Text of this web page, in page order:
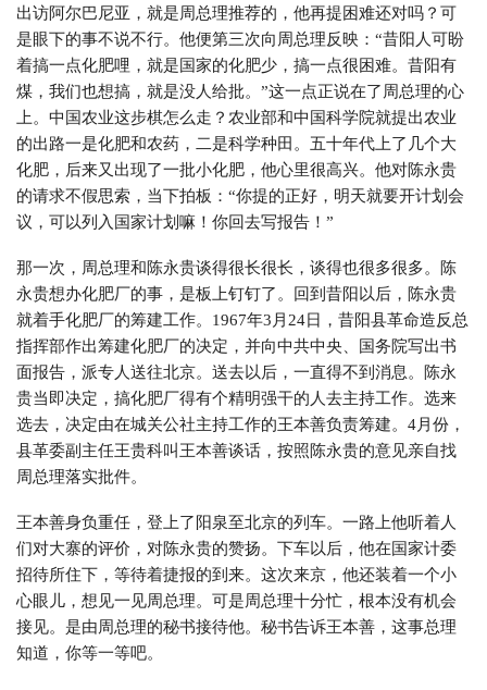
出访阿尔巴尼亚，就是周总理推荐的，他再提困难还对吗？可
是眼下的事不说不行。他便第三次向周总理反映：“昔阳人可盼
着搞一点化肥哩，就是国家的化肥少，搞一点很困难。昔阳有
煤，我们也想搞，就是没人给批。”这一点正说在了周总理的心
上。中国农业这步棋怎么走？农业部和中国科学院就提出农业
的出路一是化肥和农药，二是科学种田。五十年代上了几个大
化肥，后来又出现了一批小化肥，他心里很高兴。他对陈永贵
的请求不假思索，当下拍板：“你提的正好，明天就要开计划会
议，可以列入国家计划嘛！你回去写报告！”
那一次，周总理和陈永贵谈得很长很长，谈得也很多很多。陈
永贵想办化肥厂的事，是板上钉钉了。回到昔阳以后，陈永贵
就着手化肥厂的筹建工作。1967年3月24日，昔阳县革命造反总
指挥部作出筹建化肥厂的决定，并向中共中央、国务院写出书
面报告，派专人送往北京。送去以后，一直得不到消息。陈永
贵当即决定，搞化肥厂得有个精明强干的人去主持工作。选来
选去，决定由在城关公社主持工作的王本善负责筹建。4月份，
县革委副主任王贵科叫王本善谈话，按照陈永贵的意见亲自找
周总理落实批件。
王本善身负重任，登上了阳泉至北京的列车。一路上他听着人
们对大寨的评价，对陈永贵的赞扬。下车以后，他在国家计委
招待所住下，等待着捷报的到来。这次来京，他还装着一个小
心眼儿，想见一见周总理。可是周总理十分忙，根本没有机会
接见。是由周总理的秘书接待他。秘书告诉王本善，这事总理
知道，你等一等吧。